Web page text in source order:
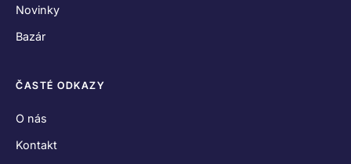
Novinky
Bazár
ČASTÉ ODKAZY
O nás
Kontakt